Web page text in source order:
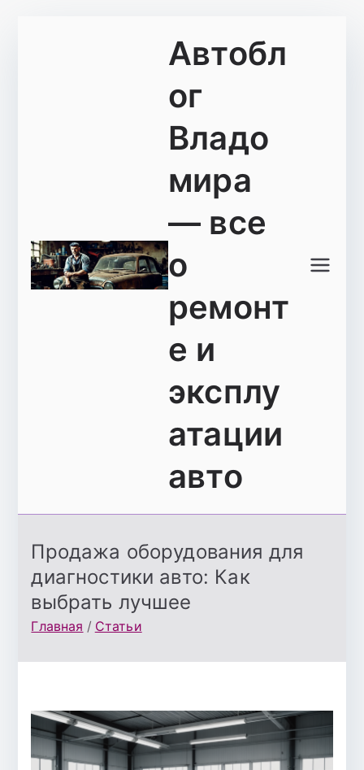
Автобл
ог
Владо
мира
— все
о
ремонт
е и
эксплу
атации
авто
Продажа оборудования для
диагностики авто: Как
выбрать лучшее
Главная Статьи